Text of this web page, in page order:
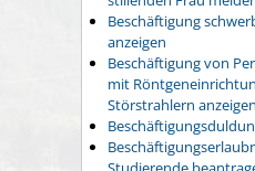
Beschäftigung
anzeigen
Beschäftigung von
mit
Störstrahlern anzeigen